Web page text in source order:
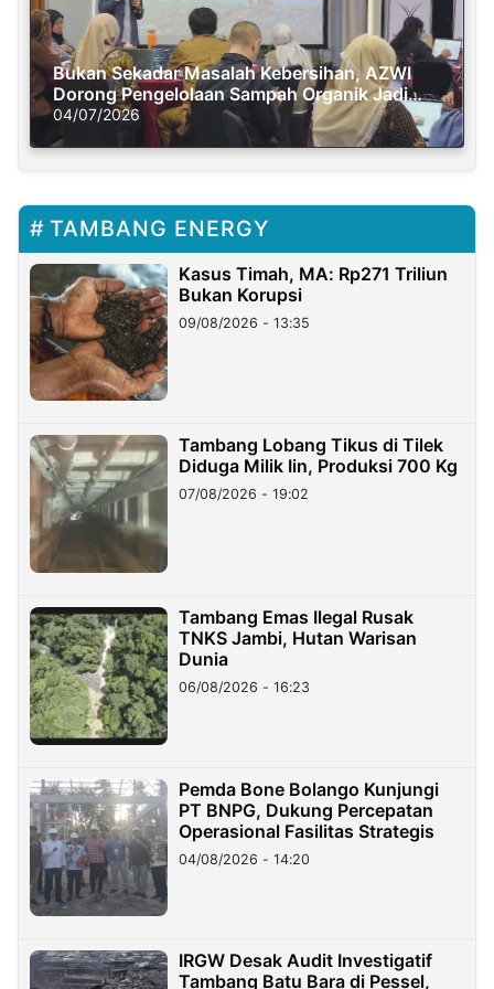
Bukan Sekadar Masalah Kebersihan, AZWI
Dorong Pengelolaan Sampah Organik Jadi
Solusi Krisis Iklim
04/07/2026
TAMBANG ENERGY
Kasus Timah, MA: Rp271 Triliun
Bukan Korupsi
09/08/2026 - 13:35
Tambang Lobang Tikus di Tilek
Diduga Milik Iin, Produksi 700 Kg
07/08/2026 - 19:02
Tambang Emas Ilegal Rusak
TNKS Jambi, Hutan Warisan
Dunia
06/08/2026 - 16:23
Pemda Bone Bolango Kunjungi
PT BNPG, Dukung Percepatan
Operasional Fasilitas Strategis
04/08/2026 - 14:20
IRGW Desak Audit Investigatif
Tambang Batu Bara di Pessel,